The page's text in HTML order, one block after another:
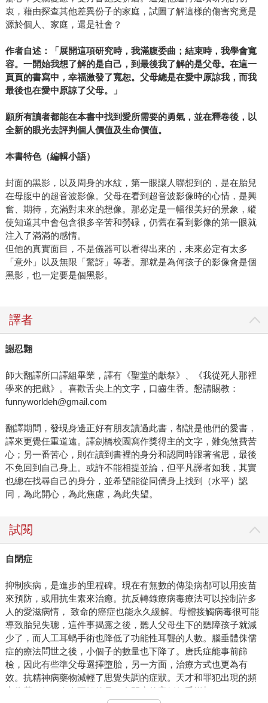
衷，藉由探查其他差異份子的家庭，試圖了解這樣的傷害究竟是
源於個人、家庭，還是社會？
作者自述：「展開這項研究時，我滿腹委曲；結束時，我學會寬
容。一開始我想了解的是自己，到最後我了解的是父母。在這一
頁頁的書寫中，幸福激發了寬恕。父母總是在愛中原諒我，而我
最後也在愛中原諒了父母。」
願所有讀者都能在本書中找到愛所需要的勇氣，並在釋卷後，以
全新的眼光去評判個人價值及生命價值。
本書特色（編輯小語）
封面的黑影，以及周身的水紋，第一眼讓人聯想到的，是在胎兒
在母腹中的超音波影像。父母在看到超音波影像時的心情，是興
奮、期待，充滿對未來的想像。那必定是一幅很美好的景象，縱
使知道其中會包含很多辛苦和勞碌，仍舊在看到影像的第一眼就
注入了滿滿的感情。
但他的真實面目，不是儀器可以看得出來的，未來必定有太多
「意外」以及無限「驚訝」等著。那就是為何孩子的影像會是個
黑影，也一定要是個黑影。
譯者
謝忍翾
師大翻譯所口譯組畢業，譯有《聖堂的獻祭》、《我從死人那裡
學來的把戲》。喜歡舌尖上的文字，口齒生香。懇請賜教：
funnyworldeh@gmail.com
翻譯期間，發現身邊正好有朋友讀過此書，都說是他們的愛書，
譯來更覺任重道遠。譯劍橋校園寫作獎得主的文字，難免煞費苦
心；另一番苦心，則在讀到書裡的身分和認同時跟著省思，最後
不免回到自己身上。或許不能相提並論，但平凡譯者如我，其實
也總在找尋自己的身分，並希望能從同儕身上找到（水平）認
同，為此開心，為此焦慮，為此失望。
試閱
自閉症
抑制疾病，是進步的里程碑。現在有無數的傳染病都可以用疫苗
來預防，或用抗生素來治癒。抗反轉錄療病毒療法可以控制許多
人的愛滋病情， 致命的癌症也能永久緩解。母體接觸病毒很可能
導致胎兒失聰，這件事揭露之後，聽人父母生下的聽障孩子就減
少了，而人工耳蝸手術也降低了功能性耳聾的人數。腦垂體侏儒
症的療法問世之後，小個子的數量也下降了。唐氏症能事前篩
檢，因此有些準父母選擇墮胎，另一方面，治療方式也更為有
效。抗精神病藥物減輕了思覺失調的症狀。天才和罪犯出現的頻
率依舊。但，令人不解的是，自閉症的案例似乎增加了。